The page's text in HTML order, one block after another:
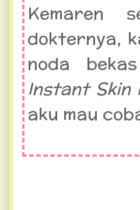
Kemaren
dokternya,
noda
Instant Skin
aku mau